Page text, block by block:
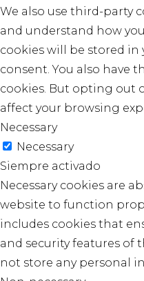
We also use third-party
and understand how
cookies will be stored
consent. You also have
cookies. But opting out
affect your browsing
Necessary
Necessary
Siempre activado
Necessary cookies are
website to function
includes cookies that
and security features of
not store any personal